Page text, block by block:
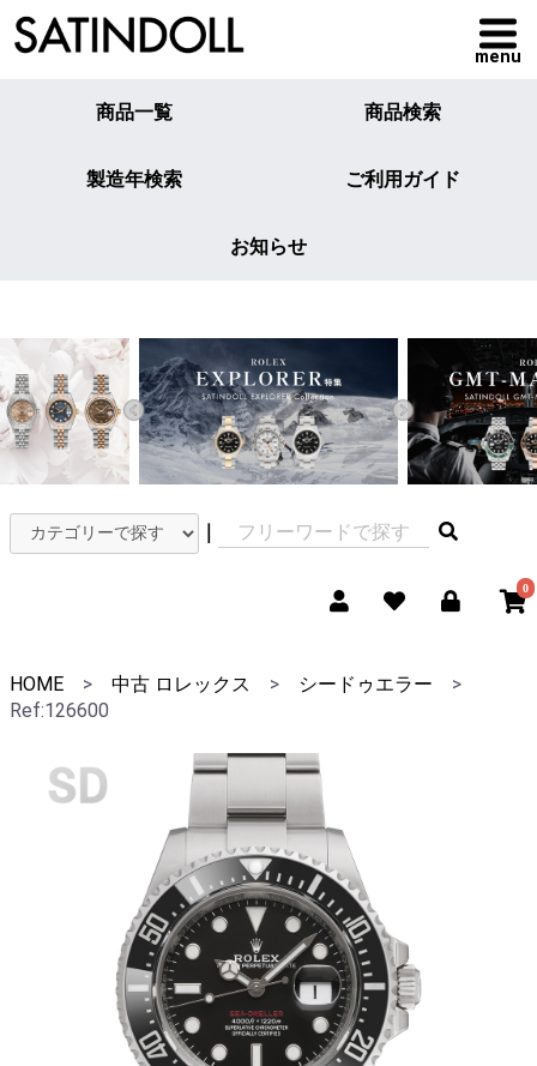
menu
商品一覧 商品検索
製造年検索 ご利用ガイド
お知らせ
｜
0
HOME > 中古 ロレックス > シードゥエラー
>
Ref:126600